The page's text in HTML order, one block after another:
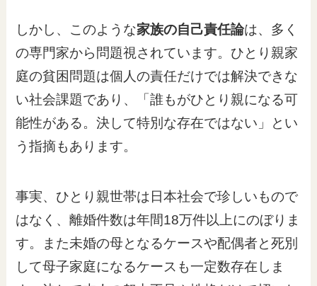
しかし、このような家族の自己責任論は、多く
の専門家から問題視されています。ひとり親家
庭の貧困問題は個人の責任だけでは解決できな
い社会課題であり、「誰もがひとり親になる可
能性がある。決して特別な存在ではない」とい
う指摘もあります。
事実、ひとり親世帯は日本社会で珍しいもので
はなく、離婚件数は年間18万件以上にのぼりま
す。また未婚の母となるケースや配偶者と死別
して母子家庭になるケースも一定数存在しま